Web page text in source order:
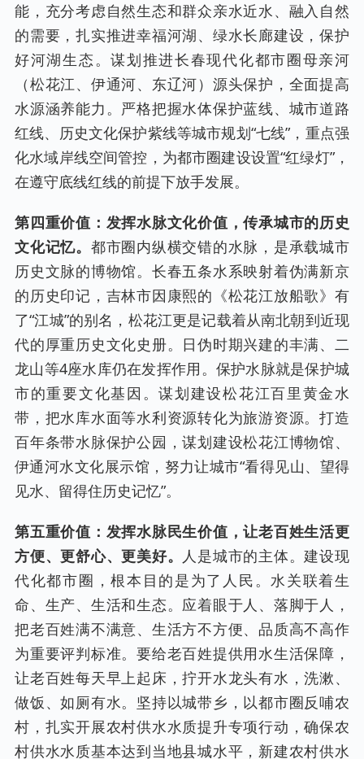
能，充分考虑自然生态和群众亲水近水、融入自然
的需要，扎实推进幸福河湖、绿水长廊建设，保护
好河湖生态。谋划推进长春现代化都市圈母亲河
（松花江、伊通河、东辽河）源头保护，全面提高
水源涵养能力。严格把握水体保护蓝线、城市道路
红线、历史文化保护紫线等城市规划“七线”，重点强
化水域岸线空间管控，为都市圈建设设置“红绿灯”，
在遵守底线红线的前提下放手发展。
第四重价值：发挥水脉文化价值，传承城市的历史
文化记忆。 都市圈内纵横交错的水脉，是承载城市
历史文脉的博物馆。长春五条水系映射着伪满新京
的历史印记，吉林市因康熙的《松花江放船歌》有
了“江城”的别名，松花江更是记载着从南北朝到近现
代的厚重历史文化史册。日伪时期兴建的丰满、二
龙山等4座水库仍在发挥作用。保护水脉就是保护城
市的重要文化基因。谋划建设松花江百里黄金水
带，把水库水面等水利资源转化为旅游资源。打造
百年条带水脉保护公园，谋划建设松花江博物馆、
伊通河水文化展示馆，努力让城市“看得见山、望得
见水、留得住历史记忆”。
第五重价值：发挥水脉民生价值，让老百姓生活更
方便、更舒心、更美好。 人是城市的主体。建设现
代化都市圈，根本目的是为了人民。水关联着生
命、生产、生活和生态。应着眼于人、落脚于人，
把老百姓满不满意、生活方不方便、品质高不高作
为重要评判标准。要给老百姓提供用水生活保障，
让老百姓每天早上起床，拧开水龙头有水，洗漱、
做饭、如厕有水。坚持以城带乡，以都市圈反哺农
村，扎实开展农村供水水质提升专项行动，确保农
村供水水质基本达到当地县城水平，新建农村供水